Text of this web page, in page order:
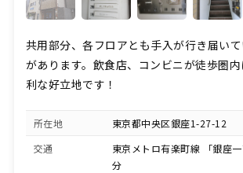
共用部分、各フロアとも手入が行き届い
があります。飲食店、コンビニが徒歩圏
利な好立地です！
所在地
東京都中央区銀座1-27-12
交通
東京メトロ有楽町線 「銀座
分